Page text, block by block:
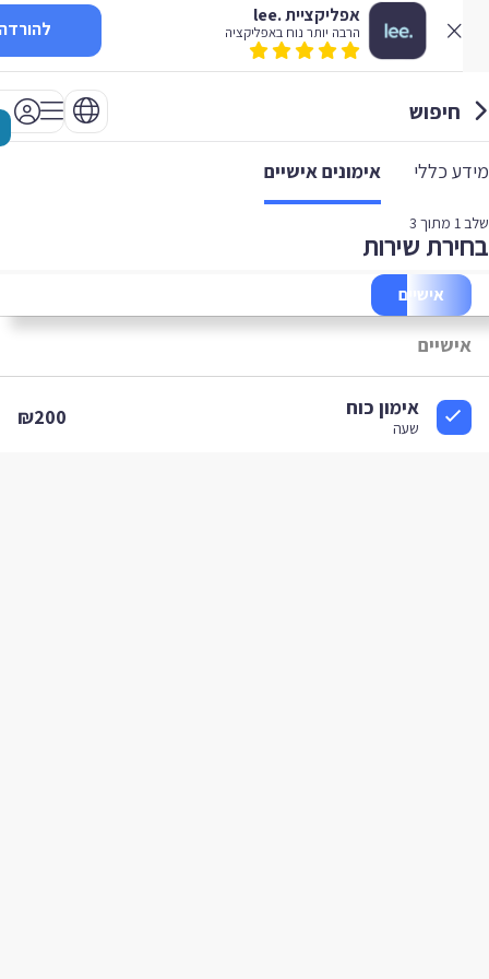
אפליקציית .lee
הרבה יותר נוח באפליקציה להורדה
חיפוש
כללי אימונים אישיים
1מתוך 3
שירות
אישיים
אימון כוח
שעה ₪200